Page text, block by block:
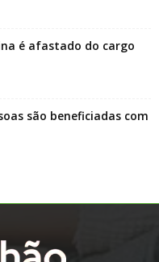
é afastado do cargo
são beneficiadas com